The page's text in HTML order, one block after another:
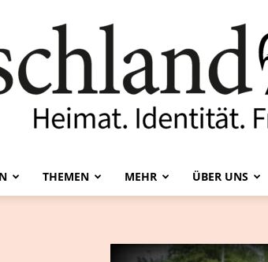
THEMEN MEHR ÜBER UNS